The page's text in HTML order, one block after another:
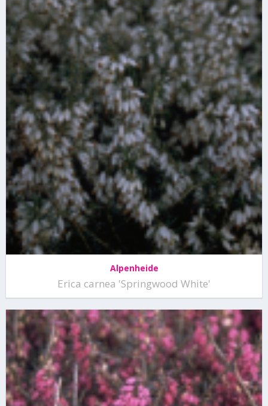
Alpenheide
Erica carnea 'Springwood White'